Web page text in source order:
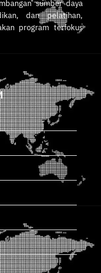
sumber daya
dan pelatihan,
program terfokus